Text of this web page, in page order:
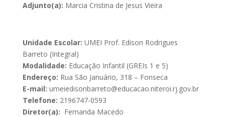
Adjunto(a): Marcia Cristina de Jesus Vieira
Unidade Escolar: UMEI Prof. Edison Rodrigues
Barreto (Integral)
Modalidade: Educação Infantil (GREIs 1 e 5)
Endereço: Rua São Januário, 318 – Fonseca
E-mail: umeiedisonbarreto@educacao.niteroi.rj.gov.br
Telefone: 2196747-0593
Diretor(a): Fernanda Macedo